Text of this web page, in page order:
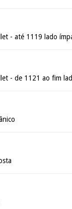
- até 1119 lado
- de 1121 ao fim